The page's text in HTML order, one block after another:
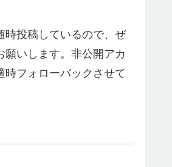
時投稿しているので、ぜ
願いします。非公開アカ
時フォローバックさせて